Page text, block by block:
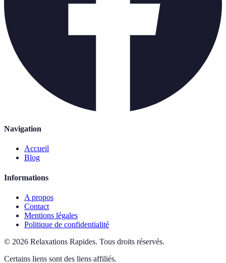
Navigation
Accueil
Blog
Informations
A propos
Contact
Mentions légales
Politique de confidentialité
© 2026 Relaxations Rapides. Tous droits réservés.
Certains liens sont des liens affiliés.